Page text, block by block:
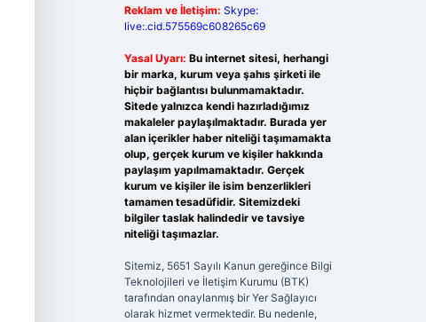
Reklam ve İletişim: Skype:
live:.cid.575569c608265c69
Yasal Uyarı: Bu internet sitesi, herhangi
bir marka, kurum veya şahıs şirketi ile
hiçbir bağlantısı bulunmamaktadır.
Sitede yalnızca kendi hazırladığımız
makaleler paylaşılmaktadır. Burada yer
alan içerikler haber niteliği taşımamakta
olup, gerçek kurum ve kişiler hakkında
paylaşım yapılmamaktadır. Gerçek
kurum ve kişiler ile isim benzerlikleri
tamamen tesadüfidir. Sitemizdeki
bilgiler taslak halindedir ve tavsiye
niteliği taşımazlar.
Sitemiz, 5651 Sayılı Kanun gereğince Bilgi
Teknolojileri ve İletişim Kurumu (BTK)
tarafından onaylanmış bir Yer Sağlayıcı
olarak hizmet vermektedir. Bu nedenle,